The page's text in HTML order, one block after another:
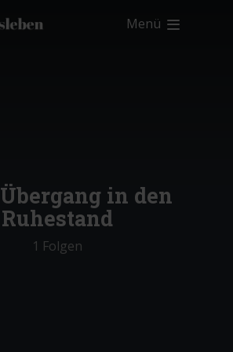
Menü
Übergang in den
Ruhestand
1 Folgen